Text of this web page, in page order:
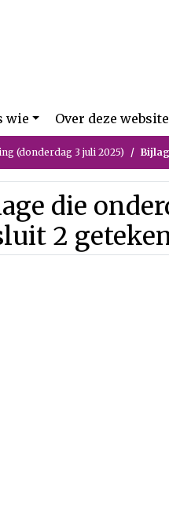
wie Over deze website
(donderdag 3 juli 2025) Bijlage
die
2